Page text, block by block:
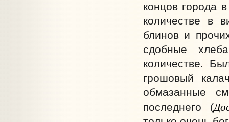
концов города
количестве в
блинов и
сдобные
количестве.
грошовый
обмазанные
последнего (